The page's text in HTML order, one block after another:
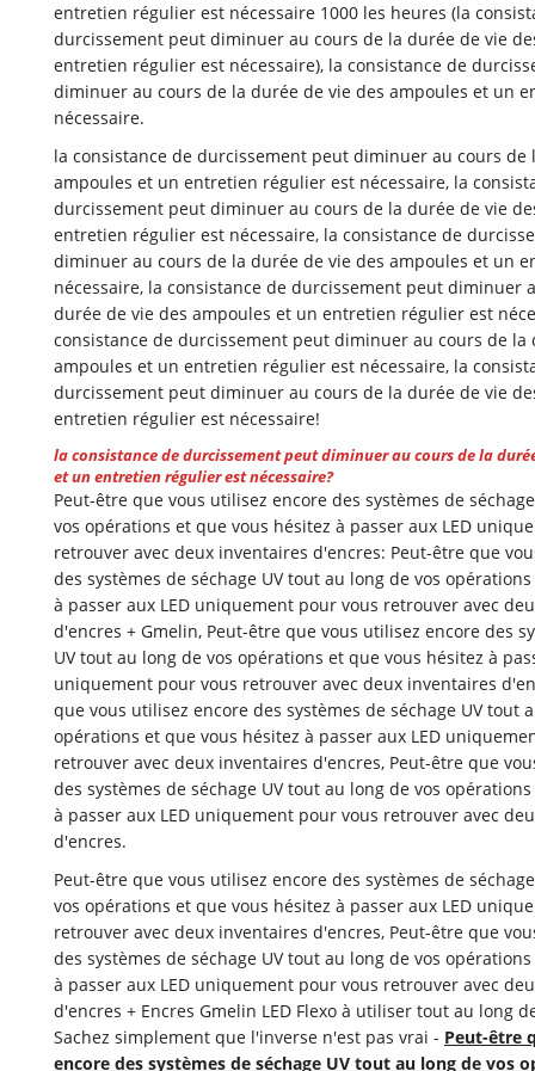
entretien régulier est nécessaire 1000 les heures (la
durcissement peut diminuer au cours de la durée de vie
entretien régulier est nécessaire), la consistance de
diminuer au cours de la durée de vie des ampoules et un
nécessaire.
la consistance de durcissement peut diminuer au cours de
ampoules et un entretien régulier est nécessaire, la
durcissement peut diminuer au cours de la durée de vie
entretien régulier est nécessaire, la consistance de
diminuer au cours de la durée de vie des ampoules et un
nécessaire, la consistance de durcissement peut diminuer
durée de vie des ampoules et un entretien régulier est
consistance de durcissement peut diminuer au cours de la
ampoules et un entretien régulier est nécessaire, la
durcissement peut diminuer au cours de la durée de vie
entretien régulier est nécessaire!
la consistance de durcissement peut diminuer au cours de la
et un entretien régulier est nécessaire?
Peut-être que vous utilisez encore des systèmes de
vos opérations et que vous hésitez à passer aux LED
retrouver avec deux inventaires d'encres: Peut-être que
des systèmes de séchage UV tout au long de vos
à passer aux LED uniquement pour vous retrouver avec
d'encres + Gmelin, Peut-être que vous utilisez encore des
UV tout au long de vos opérations et que vous hésitez à
uniquement pour vous retrouver avec deux inventaires
que vous utilisez encore des systèmes de séchage UV tout
opérations et que vous hésitez à passer aux LED
retrouver avec deux inventaires d'encres, Peut-être que
des systèmes de séchage UV tout au long de vos
à passer aux LED uniquement pour vous retrouver avec
d'encres.
Peut-être que vous utilisez encore des systèmes de
vos opérations et que vous hésitez à passer aux LED
retrouver avec deux inventaires d'encres, Peut-être que
des systèmes de séchage UV tout au long de vos
à passer aux LED uniquement pour vous retrouver avec
d'encres + Encres Gmelin LED Flexo à utiliser tout au long
Sachez simplement que l'inverse n'est pas vrai - Peut-être
encore des systèmes de séchage UV tout au long de vos